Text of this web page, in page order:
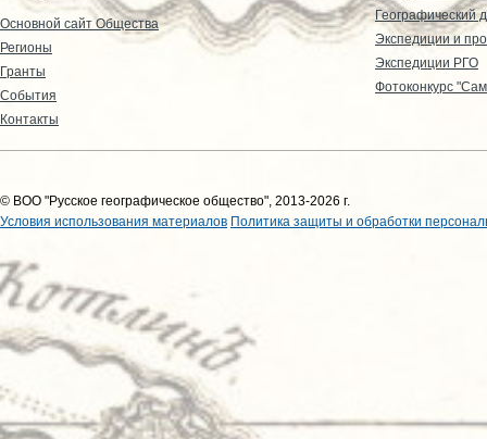
Основной сайт Общества
Регионы
Гранты
События
Контакты
Географический
Экспедиции и
Экспедиции РГО
Фотоконкурс
© ВОО "Русское географическое общество", 2013-2026 г.
Условия использования материалов Политика защиты и обработки